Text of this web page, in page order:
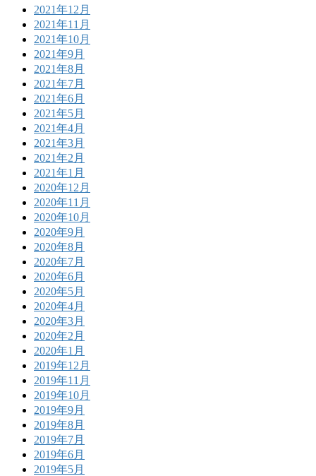
2021年12月
2021年11月
2021年10月
2021年9月
2021年8月
2021年7月
2021年6月
2021年5月
2021年4月
2021年3月
2021年2月
2021年1月
2020年12月
2020年11月
2020年10月
2020年9月
2020年8月
2020年7月
2020年6月
2020年5月
2020年4月
2020年3月
2020年2月
2020年1月
2019年12月
2019年11月
2019年10月
2019年9月
2019年8月
2019年7月
2019年6月
2019年5月